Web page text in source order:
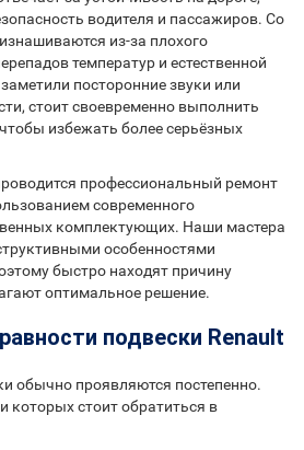
водителя и пассажиров. Со
из-за плохого
температур и естественной
посторонние звуки или
стоит своевременно выполнить
избежать более серьёзных
профессиональный ремонт
современного
комплектующих. Наши мастера
особенностями
быстро находят причину
оптимальное решение.
подвески Renault
обычно проявляются постепенно.
которых стоит обратиться в